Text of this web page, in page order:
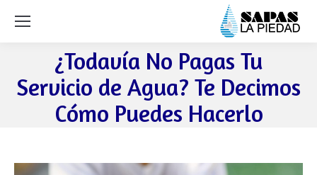
¿Todavía No Pagas Tu
Servicio de Agua? Te Decimos
Cómo Puedes Hacerlo